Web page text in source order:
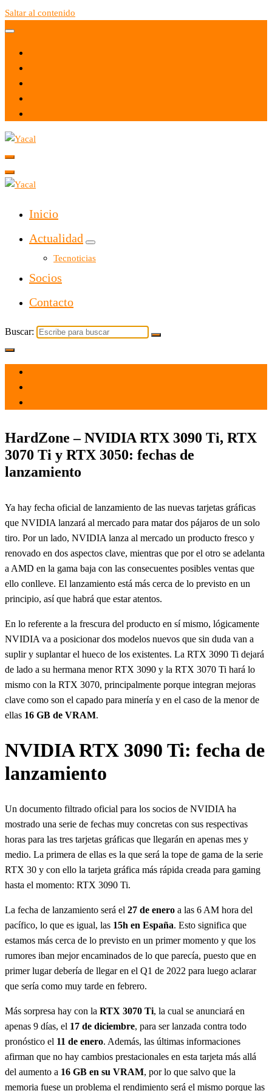
Saltar al contenido
Yacal micro hosting
Inicio
Actualidad
Tecnoticias
Socios
Contacto
Buscar:
HardZone – NVIDIA RTX 3090 Ti, RTX
3070 Ti y RTX 3050: fechas de
lanzamiento
Ya hay fecha oficial de lanzamiento de las nuevas tarjetas gráficas
que NVIDIA lanzará al mercado para matar dos pájaros de un solo
tiro. Por un lado, NVIDIA lanza al mercado un producto fresco y
renovado en dos aspectos clave, mientras que por el otro se adelanta
a AMD en la gama baja con las consecuentes posibles ventas que
ello conlleve. El lanzamiento está más cerca de lo previsto en un
principio, así que habrá que estar atentos.
En lo referente a la frescura del producto en sí mismo, lógicamente
NVIDIA va a posicionar dos modelos nuevos que sin duda van a
suplir y suplantar el hueco de los existentes. La RTX 3090 Ti dejará
de lado a su hermana menor RTX 3090 y la RTX 3070 Ti hará lo
mismo con la RTX 3070, principalmente porque integran mejoras
clave como son el capado para minería y en el caso de la menor de
ellas 16 GB de VRAM.
NVIDIA RTX 3090 Ti: fecha de
lanzamiento
Un documento filtrado oficial para los socios de NVIDIA ha
mostrado una serie de fechas muy concretas con sus respectivas
horas para las tres tarjetas gráficas que llegarán en apenas mes y
medio. La primera de ellas es la que será la tope de gama de la serie
RTX 30 y con ello la tarjeta gráfica más rápida creada para gaming
hasta el momento: RTX 3090 Ti.
La fecha de lanzamiento será el 27 de enero a las 6 AM hora del
pacífico, lo que es igual, las 15h en España. Esto significa que
estamos más cerca de lo previsto en un primer momento y que los
rumores iban mejor encaminados de lo que parecía, puesto que en
primer lugar debería de llegar en el Q1 de 2022 para luego aclarar
que sería como muy tarde en febrero.
Más sorpresa hay con la RTX 3070 Ti, la cual se anunciará en
apenas 9 días, el 17 de diciembre, para ser lanzada contra todo
pronóstico el 11 de enero. Además, las últimas informaciones
afirman que no hay cambios prestacionales en esta tarjeta más allá
del aumento a 16 GB en su VRAM, por lo que salvo que la
memoria fuese un problema el rendimiento será el mismo porque las